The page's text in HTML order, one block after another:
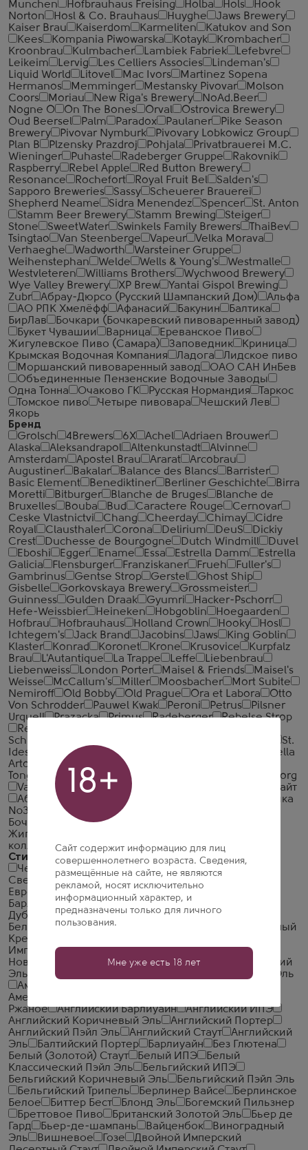
Munchen Hofbrauhaus Freising Holba Hols
Hook
Norton
Hosl & Co. Brauhaus Huyghe
Jaws Brewery
Kaiser Brau
Kaiserdom Karmeliten
Katukov and Son
Kees
Kompania Piwowarska Kotayk
Krombacher
Kroonbrau
Kulmbacher Lambiek Fabriek
Lefebvre
Leikeim
Lervig Les Celliers Associes
Lindeman's
Liquid World
Litovel Mac Ivors
Martinez Sopena
Hermanos
Memminger Mestansky Pivovar
Molson
Coors
Moriau New Riga's Brewery
NoAd.Beer
Nogne O
On The Bones Orval
Ostrovica Brewery
Oud Beersel
Palm Paradox Paulaner
Pike Season
Brewery
Pivovar Nymburk
Pivovary Lobkowicz Group
Plan B
Plzensky Prazdroj Pohjala
Privatbrauerei M.C.
Wieninger
Puhaste Radeberger Gruppe
Rakovnik
Raspberry
Rebel Apple
Red Button Brewery
Resonance
Rochefort Royal Fruit Bel
Salden's
Sapporo Breweries
Sassy
Scheuerer Brauerei
Shepherd Neame
Sidra Menendez Spencer
St. Anton
Stamm Beer Brewery
Stamm Brewing
Steiger
Stone
SweetWater Swinkels Family Brewers
ThaiBev
Tsingtao
Van Steenberge Vapeur
Velka Morava
Verhaeghe
Wadworth
Warsteiner Gruppe
Weihenstephan
Welde Wells & Young's
Westmalle
Westvleteren
Williams Brothers
Wychwood Brewery
Wye Valley Brewery
XP Brew
Yantai Gispol Brewing
Zubr
Абрау-Дюрсо (Русский Шампанский Дом)
Альфа
АО РПК Хмелёфф
Афанасий Бакунин
Балтика
БирЛав
Бочкари (Бочкаревский пивоваренный завод)
Букет Чувашии
Варница
Ереванское Пиво
Жигулевское Пиво (Самара)
Заповедник
Криница
Крымская Водочная Компания
Ладога
Лидское пиво
Моршанский пивоваренный завод
ОАО САН ИнБев
Объединенные Пензенские Водочные Заводы
Одна Тонна
Очаково ГК Русская Нормандия
Таркос
Томское пиво
Четыре пивовара
Чешский Лев
Якорь
Бренд
Grolsch
4Brewers 6X Achel
Adriaen Brouwer
Alaska
Aleksandrapol Altenkunstadt
Alvinne
Amsterdam
Apostel Brau Ararat
Arcobrau
Augustiner
Bakalar Balance des Blancs
Barrister
Basic Element
Benediktiner Berliner Geschichte
Birra
Moretti
Bitburger Blanche de Bruges
Blanche de
Bruxelles
Bouba Bud Caractere Rouge
Cernovar
Ceske Vlastnictvi
Chang Cheerday Chimay
Cidre
Royal
Clausthaler Corona Delirium DeuS
Dickiy
Crest
Duchesse de Bourgogne Dutch Windmill
Duvel
Eboshi
Egger Ename Essa Estrella Damm
Estrella
Galicia
Flensburger Franziskaner Frueh
Fuller's
Gambrinus
Gentse Strop Gerstel
Ghost Ship
Gisbelle
Gorkovskaya Brewery
Grossmeister
Guinness
Gulden Draak Gyumri
Hacker-Pschorr
Hefe-Weissbier
Heineken Hobgoblin
Hoegaarden
Hofbrau
Hofbrauhaus Holland Crown Hooky
Hosl
Ichtegem's
Jack Brand Jacobins Jaws
King Goblin
Klaster
Konrad Koronet Krone Krusovice
Kurpfalz
Brau
L'Autantique La Trappe Leffe
Liebenbrau
Liebenweiss
London Porter Maisel & Friends
Maisel's
Weisse
McCallum's Miller Moosbacher
Mort Subite
Nemiroff
Old Bobby Old Prague Ora et Labora
Otto
Von Schrodder
Pauwel Kwak Peroni Petrus
Pilsner
Urquell
Prazacka Primus Radeberger
Rebelse Strop
Redd's
Schneider Weisse
St.
Idesbald
St. Pierre Staropramen
Stella
Artois
Straffe Hendrik
Tongerlo
Trappistes Rochefort
Tuborg
Varka
Warsteiner Young's
Абрау Лайт
Абрау-Дюрсо
Арсенальное
Балтика
№3
Балтика №7 Балтика №8
Бочкари
Велкопоповицкий Козел
Жигулевское
коллекция
Самарское
Стиль пива
Чешский Пилснер
Бельгийский Крепкий Эль
Светлый Лагер
Бельгийский Квадрюпель
Европейский Светлый Лагер
Барлиуайн
Бельгийский Блонд Эль
Дуббель
Бельгийский Золотистый Крепкий Эль
Бельгийский и Французский Эль
Бельгийский Темный
Крепкий Эль
Имперский Портер
Новой Англии Мутное
Айсбок
Американский Дикий
Эль
Американский ИПЭ
Американский Красный Эль
Американский Портер
Американский Эль
Ржаное
Английский Барлиуайн
Английский ИПЭ
Английский Коричневый Эль
Английский Портер
Английский Пэйл Эль
Английский Стаут
Английский
Эль
Балтийский Портер Барлиуайн
Без Глютена
Белый (Золотой) Стаут
Белый ИПЭ
Белый
Классический Пэйл Эль
Бельгийский ИПЭ
Бельгийский Коричневый Эль
Бельгийский Пэйл Эль
Бельгийский Трипель
Берлинер Вайсе
Берлинское
Белое
Биттер Бест Блонд Эль
Богемский Пильзнер
Бреттовое Пиво
Британский Золотой Эль
Бьер де
Гард
Бьер-де-шампань Вайценбок
Виноградный
Эль
Вишневое Гозе
Двойной Имперский
18+
Сайт содержит информацию для лиц
совершеннолетнего возраста. Сведения,
размещённые на сайте, не являются
рекламой, носят исключительно
информационный характер, и
предназначены только для личного
пользования.
Мне уже есть 18 лет